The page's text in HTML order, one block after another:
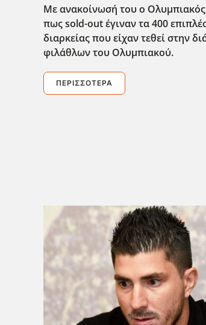
Με ανακοίνωσή του ο
πως sold-out έγιναν τα 400
διαρκείας που είχαν τεθεί στην
φιλάθλων του Ολυμπιακού.
ΠΕΡΙΣΣΌΤΕΡΑ